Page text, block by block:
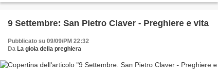
9 Settembre: San Pietro Claver - Preghiere e vita
Pubblicato su 09/09/PM 22:32
Da La gioia della preghiera